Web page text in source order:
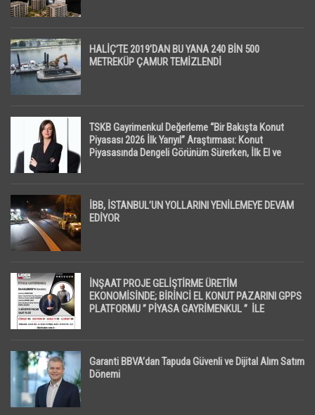
HALİÇ’TE 2019’DAN BU YANA 240 BİN 500
METREKÜP ÇAMUR TEMİZLENDİ
TSKB Gayrimenkul Değerleme “Bir Bakışta Konut
Piyasası 2026 İlk Yarıyıl” Araştırması: Konut
Piyasasında Dengeli Görünüm Sürerken, İlk El ve
İBB, İSTANBUL’UN YOLLARINI YENİLEMEYE DEVAM
EDİYOR
İNŞAAT PROJE GELİŞTİRME ÜRETİM
EKONOMİSİNDE; BİRİNCİ EL KONUT PAZARINI GPPS
PLATFORMU ” PİYASA GAYRİMENKUL ” İLE
Garanti BBVA’dan Tapuda Güvenli ve Dijital Alım Satım
Dönemi